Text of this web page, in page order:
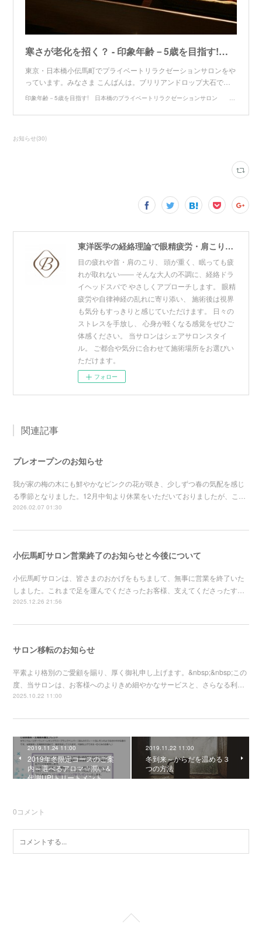
寒さが老化を招く？ - 印象年齢－5歳を目指す! 日本橋のプライベートリラクゼーションサロン BRILLIAN DROP
東京・日本橋小伝馬町でプライベートリラクゼーションサロンをや
っています。みなさま こんばんは。ブリリアンドロップ大石で…
お知らせ(30)
東洋医学の経絡理論で眼精疲労・肩こり・リフトアップをケア。青山・赤坂・東神田の3拠点展開プライベートサロン。寝ても取れない疲れ・頭の重だるさにお悩みの方はご相談ください。
目の疲れや首・肩のこり、 頭が重く、眠っても疲
れが取れない―― そんな大人の不調に、経絡ドラ
イヘッドスパで やさしくアプローチします。 眼精
疲労や自律神経の乱れに寄り添い、 施術後は視界
も気分もすっきりと感じていただけます。 日々の
ストレスを手放し、 心身が軽くなる感覚をぜひご
体感ください。 当サロンはシェアサロンスタイ
ル。 ご都合や気分に合わせて施術場所をお選びい
ただけます。
フォロー
関連記事
プレオープンのお知らせ
我が家の梅の木にも鮮やかなピンクの花が咲き、少しずつ春の気配を感じ
る季節となりました。12月中旬より休業をいただいておりましたが、こ…
2026.02.07 01:30
小伝馬町サロン営業終了のお知らせと今後について
小伝馬町サロンは、皆さまのおかげをもちまして、無事に営業を終了いた
しました。これまで足を運んでくださったお客様、支えてくださったす…
2025.12.26 21:56
サロン移転のお知らせ
平素より格別のご愛顧を賜り、厚く御礼申し上げます。&nbsp;&nbsp;この
度、当サロンは、お客様へのよりきめ細やかなサービスと、さらなる利…
2025.10.22 11:00
2019.11.24 11:00
2019年冬限定コースのご案
内～選べるアロマ☆潤い＆
代謝UP!トリートメント
2019.11.22 11:00
冬到来～からだを温める３
つの方法
0コメント